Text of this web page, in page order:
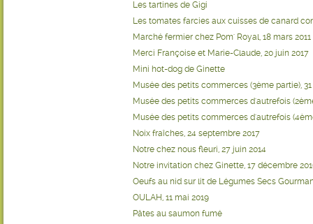
Les tartines de Gigi
Les tomates farcies aux cuisses de canard
Marché fermier chez Pom' Royal, 18 mars 2011
Merci Françoise et Marie-Claude, 20 juin 2017
Mini hot-dog de Ginette
Musée des petits commerces (3ème partie),
Musée des petits commerces d'autrefois
Musée des petits commerces d'autrefois
Noix fraîches, 24 septembre 2017
Notre chez nous fleuri, 27 juin 2014
Notre invitation chez Ginette, 17 décembre
Oeufs au nid sur lit de Légumes Secs
OULAH, 11 mai 2019
Pâtes au saumon fumé